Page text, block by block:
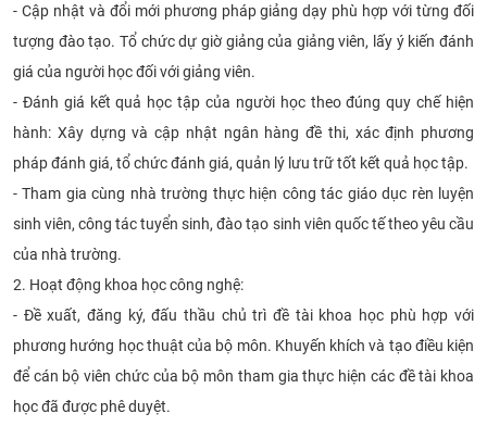
- Cập nhật và đổi mới phương pháp giảng dạy phù hợp với từng đối
tượng đào tạo. Tổ chức dự giờ giảng của giảng viên, lấy ý kiến đánh
giá của người học đối với giảng viên.
- Đánh giá kết quả học tập của người học theo đúng quy chế hiện
hành: Xây dựng và cập nhật ngân hàng đề thi, xác định phương
pháp đánh giá, tổ chức đánh giá, quản lý lưu trữ tốt kết quả học tập.
- Tham gia cùng nhà trường thực hiện công tác giáo dục rèn luyện
sinh viên, công tác tuyển sinh, đào tạo sinh viên quốc tế theo yêu cầu
của nhà trường.
2. Hoạt động khoa học công nghệ:
- Đề xuất, đăng ký, đấu thầu chủ trì đề tài khoa học phù hợp với
phương hướng học thuật của bộ môn. Khuyến khích và tạo điều kiện
để cán bộ viên chức của bộ môn tham gia thực hiện các đề tài khoa
học đã được phê duyệt.